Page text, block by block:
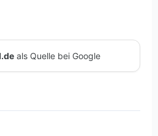
als Quelle bei Google